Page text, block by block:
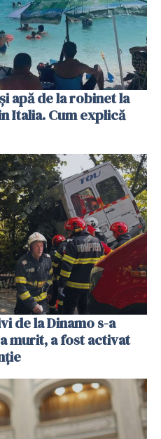
apă de la robinet la
Italia. Cum explică
de la Dinamo s-a
murit, a fost activat